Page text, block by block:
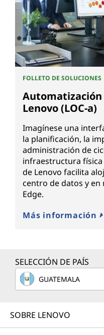
FOLLETO DE SOLUCIONES
Lenovo (LOC-a)
Imagínese una
la planificación, la
administración de
infraestructura física
de Lenovo facilita
centro de datos y
Edge.
Más información
SELECCIÓN DE PAÍS
GUATEMALA
SOBRE LENOVO